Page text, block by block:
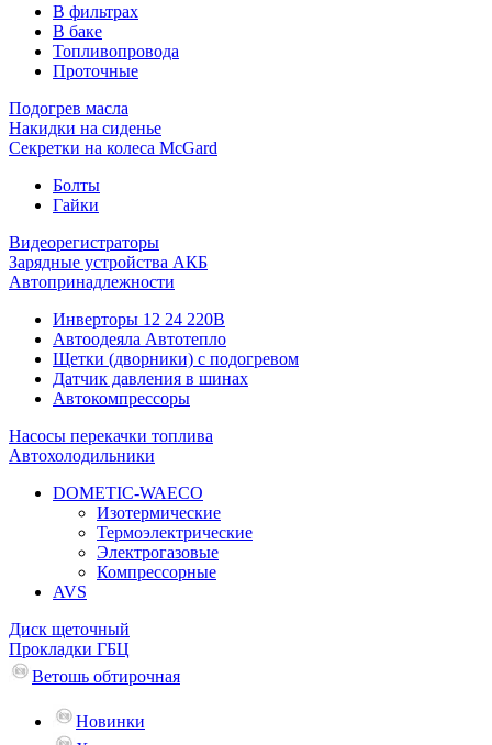
В фильтрах
В баке
Топливопровода
Проточные
Подогрев масла
Накидки на сиденье
Секретки на колеса McGard
Болты
Гайки
Видеорегистраторы
Зарядные устройства АКБ
Автопринадлежности
Инверторы 12 24 220В
Автоодеяла Автотепло
Щетки (дворники) с подогревом
Датчик давления в шинах
Автокомпрессоры
Насосы перекачки топлива
Автохолодильники
DOMETIC-WAECO
Изотермические
Термоэлектрические
Электрогазовые
Компрессорные
AVS
Диск щеточный
Прокладки ГБЦ
Ветошь обтирочная
Новинки